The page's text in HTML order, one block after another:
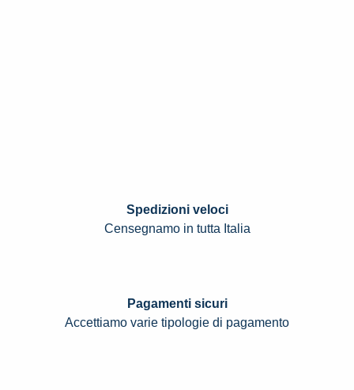
Spedizioni veloci
Censegnamo in tutta Italia
Pagamenti sicuri
Accettiamo varie tipologie di pagamento